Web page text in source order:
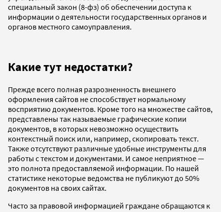
специальный закон (8-фз) об обеспечении доступа к
информации о деятельности государственных органов и
органов местного самоуправления.
Какие тут недостатки?
Прежде всего полная разрозненность внешнего
оформления сайтов не способствует нормальному
восприятию документов. Кроме того на множестве сайтов,
представлены так называемые графические копии
документов, в которых невозможно осуществить
контекстный поиск или, например, скопировать текст.
Также отсутствуют различные удобные инструменты для
работы с текстом и документами. И самое неприятное —
это полнота предоставляемой информации. По нашей
статистике некоторые ведомства не публикуют до 50%
документов на своих сайтах.
Часто за правовой информацией граждане обращаются к